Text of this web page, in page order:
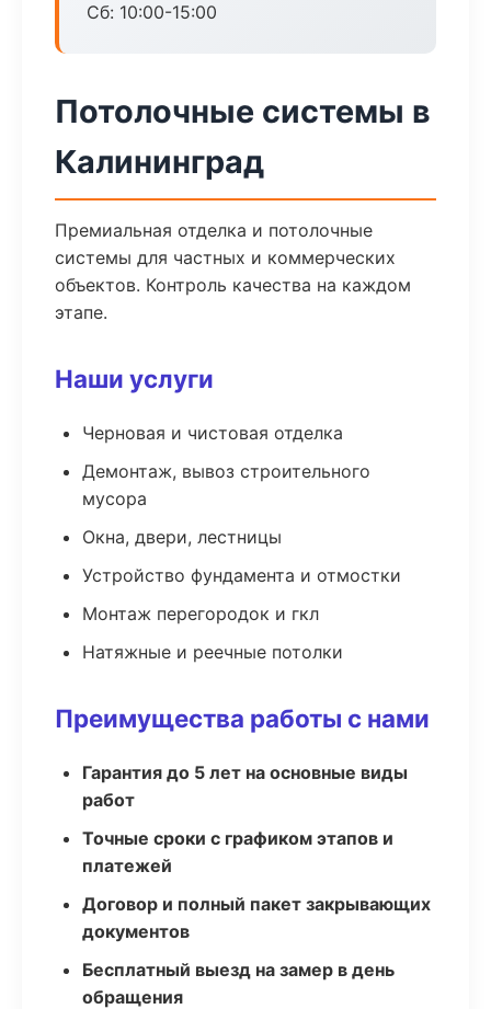
Сб: 10:00-15:00
Потолочные системы в
Калининград
Премиальная отделка и потолочные
системы для частных и коммерческих
объектов. Контроль качества на каждом
этапе.
Наши услуги
Черновая и чистовая отделка
Демонтаж, вывоз строительного
мусора
Окна, двери, лестницы
Устройство фундамента и отмостки
Монтаж перегородок и гкл
Натяжные и реечные потолки
Преимущества работы с нами
Гарантия до 5 лет на основные виды
работ
Точные сроки с графиком этапов и
платежей
Договор и полный пакет закрывающих
документов
Бесплатный выезд на замер в день
обращения